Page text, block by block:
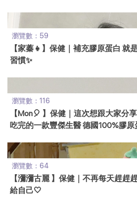
瀏覽數：59
【家蓁👧】保健｜補充膠原蛋白 就
習慣✨
瀏覽數：116
【Mon🎈 】保健｜這次想跟大家分
吃完的一款豐傑生醫 德國100%膠原
瀏覽數：64
【瀰瀰古麗 】保健｜不再每天趕趕
給自己🤍